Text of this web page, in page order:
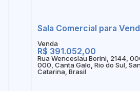
R$ 391.052,00
Rua Wenceslau Borini, 2144,
000, Canta Galo, Rio do Sul,
Catarina, Brasil